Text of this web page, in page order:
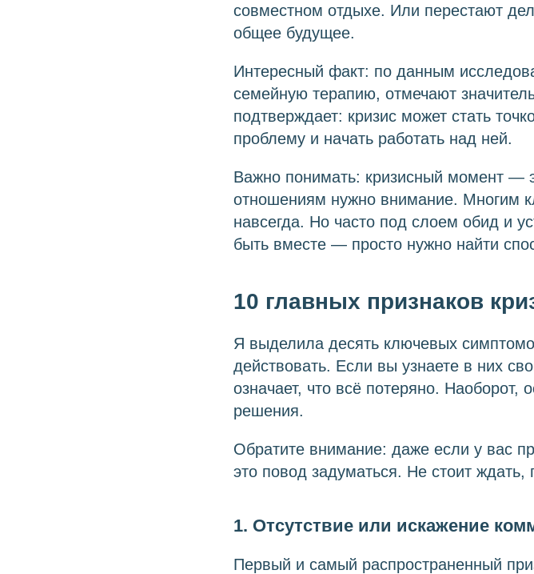
совместном отдыхе. Или перестают
общее будущее.
Интересный факт: по данным
семейную терапию, отмечают
подтверждает: кризис может стать
проблему и начать работать над ней.
Важно понимать: кризисный момент —
отношениям нужно внимание. Многим
навсегда. Но часто под слоем обид и
быть вместе — просто нужно найти
10 главных признаков
Я выделила десять ключевых
действовать. Если вы узнаете в них
означает, что всё потеряно.
решения.
Обратите внимание: даже если у вас
это повод задуматься. Не стоит ждать,
1. Отсутствие или искажение
Первый и самый распространенный